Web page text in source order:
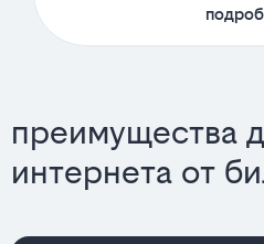
преимущества
интернета от